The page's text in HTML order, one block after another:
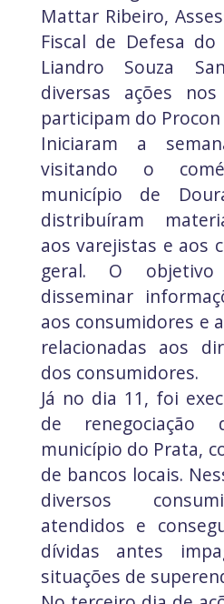
Mattar Ribeiro,
Fiscal de Defesa do
Liandro Souza
diversas ações
participam do Procon
Iniciaram a
visitando o
município de
distribuíram
aos varejistas e aos
geral. O
disseminar
aos consumidores e
relacionadas aos
dos consumidores.
Já no dia 11, foi
de
município do Prata,
de bancos locais.
diversos
atendidos e
dívidas antes
situações de